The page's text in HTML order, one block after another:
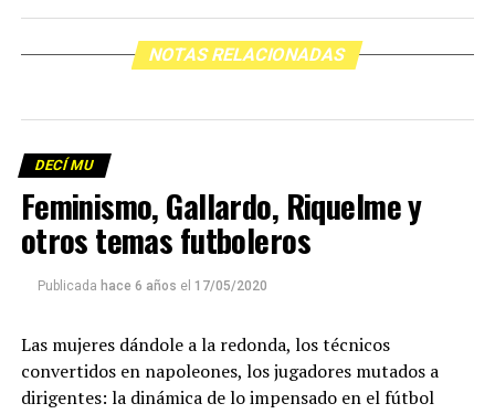
NOTAS RELACIONADAS
DECÍ MU
Feminismo, Gallardo, Riquelme y
otros temas futboleros
Publicada hace 6 años el 17/05/2020
Las mujeres dándole a la redonda, los técnicos
convertidos en napoleones, los jugadores mutados a
dirigentes: la dinámica de lo impensado en el fútbol